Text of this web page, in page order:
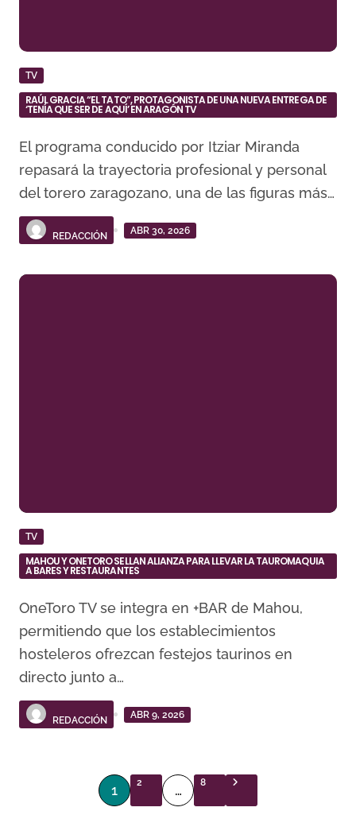
TV
RAÚL GRACIA “EL TATO”, PROTAGONISTA DE UNA NUEVA ENTREGA DE
‘TENÍA QUE SER DE AQUÍ’ EN ARAGÓN TV
El programa conducido por Itziar Miranda
repasará la trayectoria profesional y personal
del torero zaragozano, una de las figuras más…
REDACCIÓN
ABR 30, 2026
TV
MAHOU Y ONETORO SELLAN ALIANZA PARA LLEVAR LA TAUROMAQUIA
A BARES Y RESTAURANTES
OneToro TV se integra en +BAR de Mahou,
permitiendo que los establecimientos
hosteleros ofrezcan festejos taurinos en
directo junto a…
REDACCIÓN
ABR 9, 2026
P1 2 … 8